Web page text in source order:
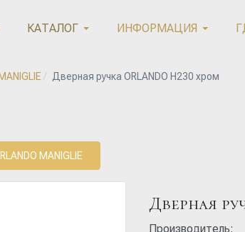
КАТАЛОГ ИНФОРМАЦИЯ
Дверная ручка ORLANDO H230 хром
MANIGLIE
Дверная
Производитель: